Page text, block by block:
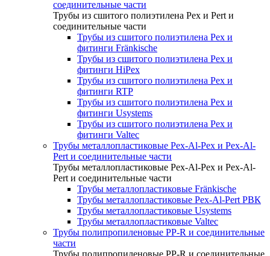
соединительные части
Трубы из сшитого полиэтилена Pex и Pert и
соединительные части
Трубы из сшитого полиэтилена Pex и
фитинги Fränkische
Трубы из сшитого полиэтилена Pex и
фитинги HiPex
Трубы из сшитого полиэтилена Pex и
фитинги RTP
Трубы из сшитого полиэтилена Pex и
фитинги Usystems
Трубы из сшитого полиэтилена Pex и
фитинги Valtec
Трубы металлопластиковые Pex-Al-Pex и Pex-Al-
Pert и соединительные части
Трубы металлопластиковые Pex-Al-Pex и Pex-Al-
Pert и соединительные части
Трубы металлопластиковые Fränkische
Трубы металлопластиковые Pex-Al-Pert РВК
Трубы металлопластиковые Usystems
Трубы металлопластиковые Valtec
Трубы полипропиленовые PP-R и соединительные
части
Трубы полипропиленовые PP-R и соединительные